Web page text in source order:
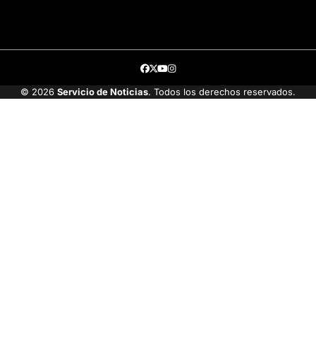
Facebook
TwitterYoutube
Instagram
© 2026 Servicio de Noticias. Todos los derechos reservados.